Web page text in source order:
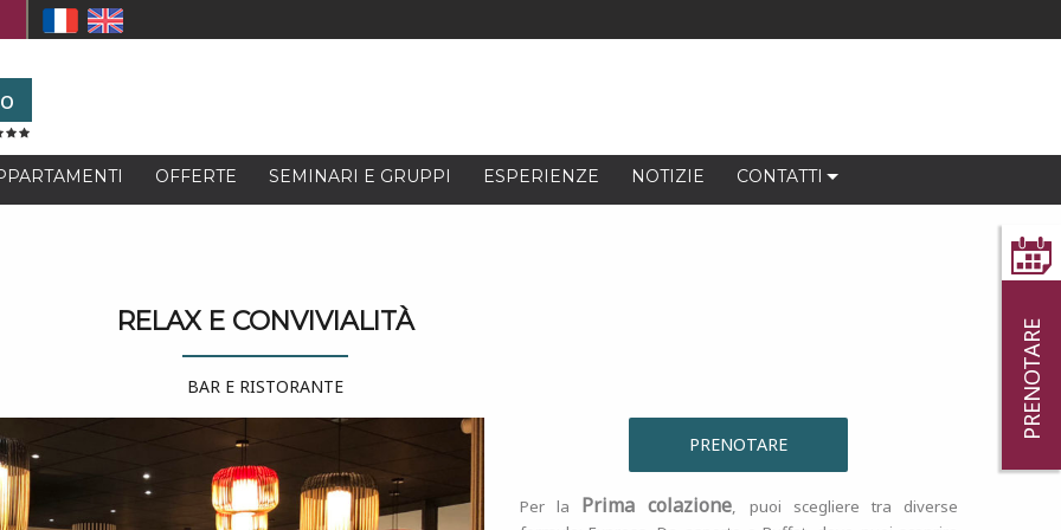
PRENOTARE
OFFERTE SEMINARI E GRUPPI ESPERIENZE NOTIZIE CONTATTI
RELAX E CONVIVIALITÀ
BAR E RISTORANTE
PRENOTARE
Per la Prima colazione, puoi scegliere tra diverse